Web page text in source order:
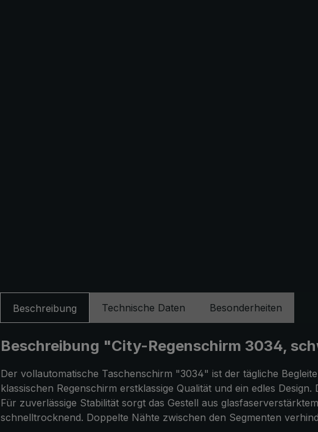
Beschreibung Technische Daten Besonderheiten
Beschreibung "City-Regenschirm 3034,
Der vollautomatische Taschenschirm "3034" ist der tägliche
klassischen Regenschirm erstklassige Qualität und ein edles
Für zuverlässige Stabilität sorgt das Gestell aus
schnelltrocknend. Doppelte Nähte zwischen den Segmenten